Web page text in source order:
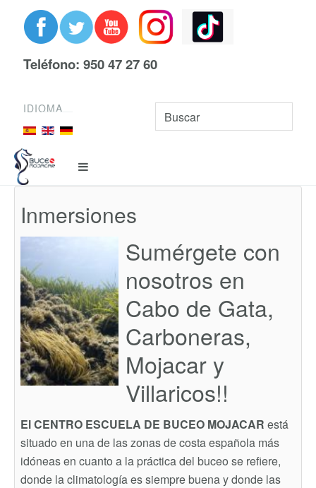
Teléfono: 950 47 27 60
IDIOMA
Inmersiones
Sumérgete con
nosotros en
Cabo de Gata,
Carboneras,
Mojacar y
Villaricos!!
El CENTRO ESCUELA DE BUCEO MOJACAR está
situado en una de las zonas de costa española más
idóneas en cuanto a la práctica del buceo se refiere,
donde la climatología es siempre buena y donde las